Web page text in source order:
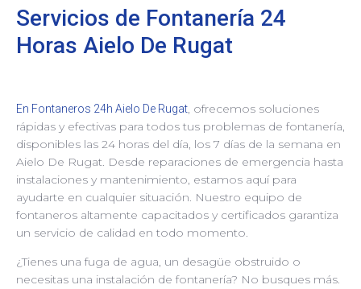
Servicios de Fontanería 24
Horas Aielo De Rugat
En Fontaneros 24h Aielo De Rugat, ofrecemos soluciones
rápidas y efectivas para todos tus problemas de fontanería,
disponibles las 24 horas del día, los 7 días de la semana en
Aielo De Rugat. Desde reparaciones de emergencia hasta
instalaciones y mantenimiento, estamos aquí para
ayudarte en cualquier situación. Nuestro equipo de
fontaneros altamente capacitados y certificados garantiza
un servicio de calidad en todo momento.
¿Tienes una fuga de agua, un desagüe obstruido o
necesitas una instalación de fontanería? No busques más.